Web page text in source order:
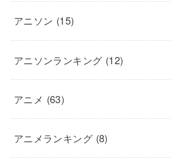
アニソン (15)
アニソンランキング (12)
アニメ (63)
アニメランキング (8)